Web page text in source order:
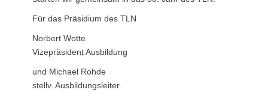
Für das Präsidium des TLN
Norbert Wotte
Vizepräsident Ausbildung
und Michael Rohde
stellv. Ausbildungsleiter.